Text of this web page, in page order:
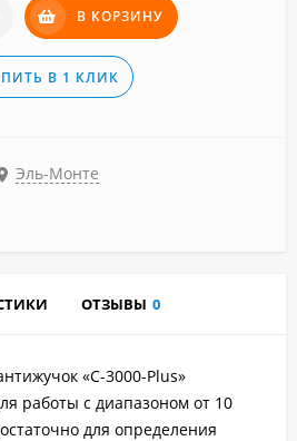
В КОРЗИНУ
В 1 КЛИК
Эль-Монте
ОТЗЫВЫ 0
«C-3000-Plus»
работы с диапазоном от 10
для определения